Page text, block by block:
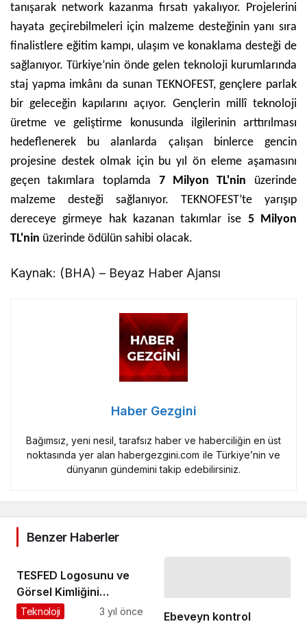
tanışarak network kazanma fırsatı yakalıyor. Projelerini
hayata geçirebilmeleri için malzeme desteğinin yanı sıra
finalistlere eğitim kampı, ulaşım ve konaklama desteği de
sağlanıyor. Türkiye’nin önde gelen teknoloji kurumlarında
staj yapma imkânı da sunan TEKNOFEST, gençlere parlak
bir geleceğin kapılarını açıyor. Gençlerin millî teknoloji
üretme ve geliştirme konusunda ilgilerinin arttırılması
hedeflenerek bu alanlarda çalışan binlerce gencin
projesine destek olmak için bu yıl ön eleme aşamasını
geçen takımlara toplamda 7 Milyon TL'nin üzerinde
malzeme desteği sağlanıyor. TEKNOFEST’te yarışıp
dereceye girmeye hak kazanan takımlar ise 5 Milyon
TL'nin üzerinde ödülün sahibi olacak.
Kaynak: (BHA) – Beyaz Haber Ajansı
Haber Gezgini
Bağımsız, yeni nesil, tarafsız haber ve haberciliğin en üst
noktasında yer alan habergezgini.com ile Türkiye’nin ve
dünyanın gündemini takip edebilirsiniz.
Benzer Haberler
TESFED Logosunu ve
Görsel Kimliğini
Yeniledi!
Teknoloji 3 yıl önce
Ebeveyn kontrol